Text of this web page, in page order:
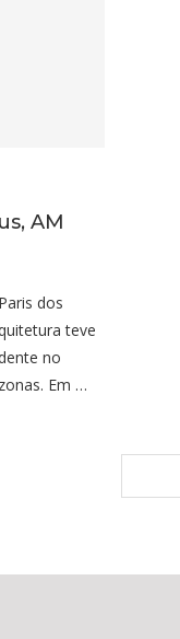
AM
dos
teve
no
Em …